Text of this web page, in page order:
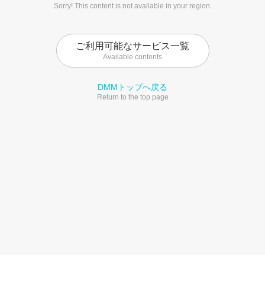
Sorry! This content is not available in your region.
ご利用可能なサービス一覧
Available contents
DMMトップへ戻る
Return to the top page